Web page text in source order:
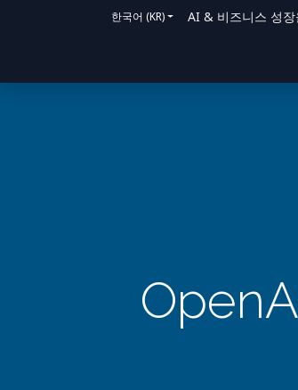
한국어 (KR) AI & 비즈니스 성